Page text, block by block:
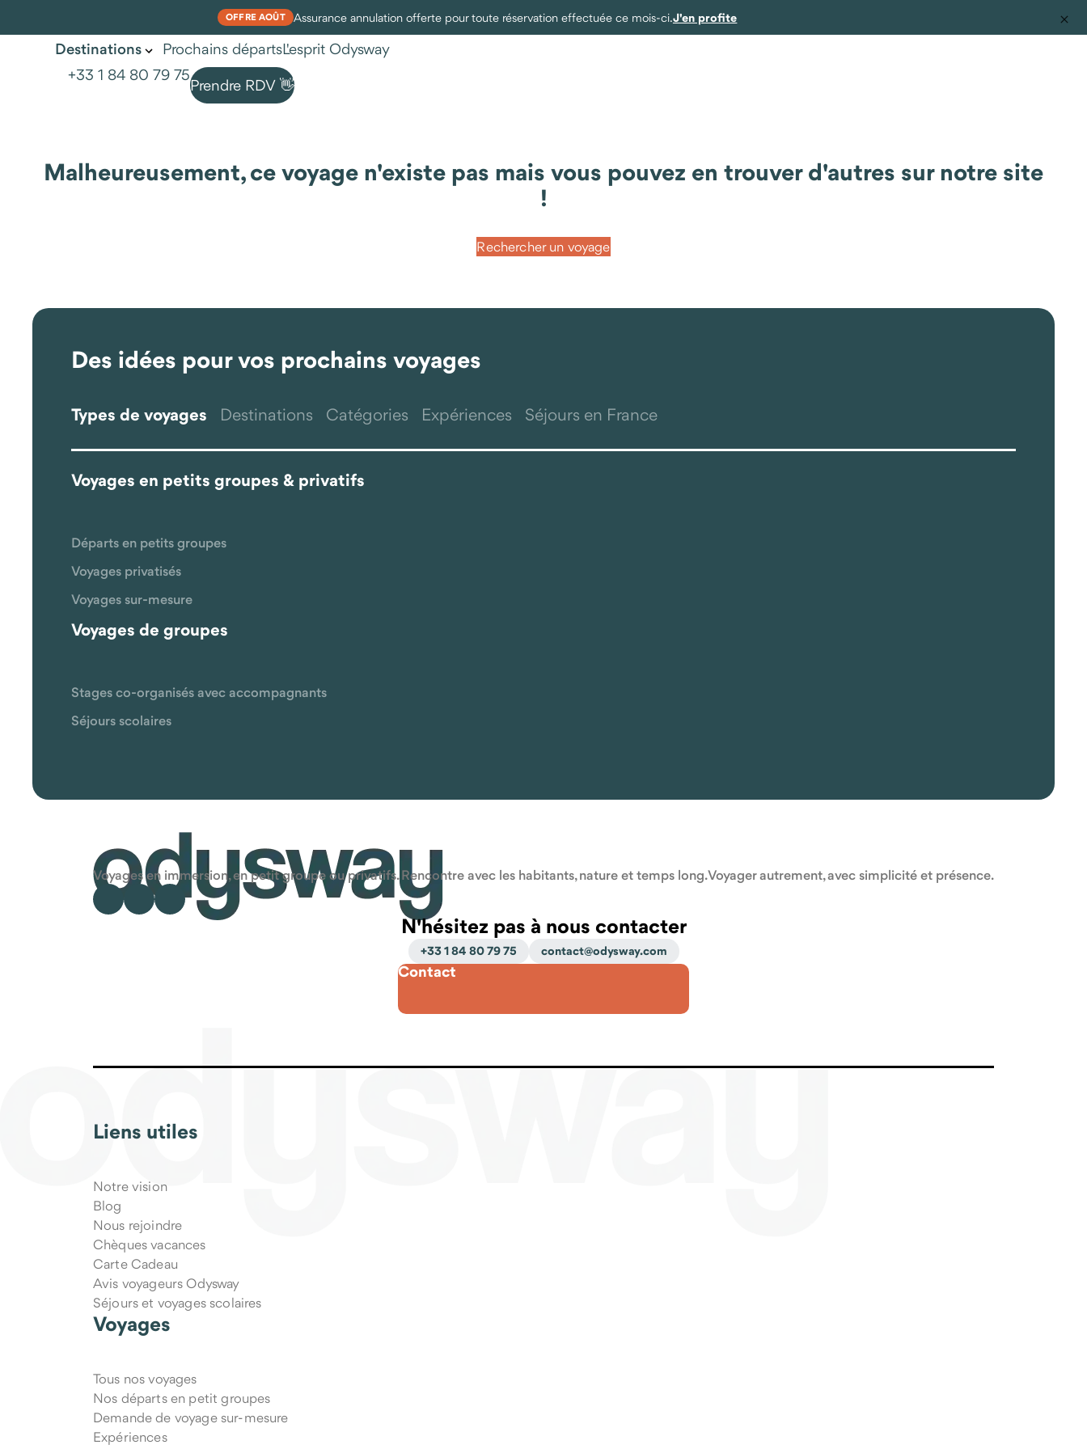
OFFRE AOÛT Assurance annulation offerte pour toute réservation effectuée ce mois-ci.J'en profite
Destinations Prochains départsL'esprit Odysway
+33 1 84 80 79 75Prendre RDV 👋
Malheureusement, ce voyage n'existe pas mais vous pouvez en trouver d'autres sur notre site
!
Rechercher un voyage
Des idées pour vos prochains voyages
Types de voyages Destinations Catégories Expériences Séjours en France
Voyages en petits groupes & privatifs
Départs en petits groupes
Voyages privatisés
Voyages sur-mesure
Voyages de groupes
Stages co-organisés avec accompagnants
Séjours scolaires
Voyages en immersion, en petit groupe ou privatifs. Rencontre avec les habitants, nature et temps long. Voyager autrement, avec simplicité et présence.
N'hésitez pas à nous contacter
+33 1 84 80 79 75 contact@odysway.com
Contact
Liens utiles
Notre vision
Blog
Nous rejoindre
Chèques vacances
Carte Cadeau
Avis voyageurs Odysway
Séjours et voyages scolaires
Voyages
Tous nos voyages
Nos départs en petit groupes
Demande de voyage sur-mesure
Expériences